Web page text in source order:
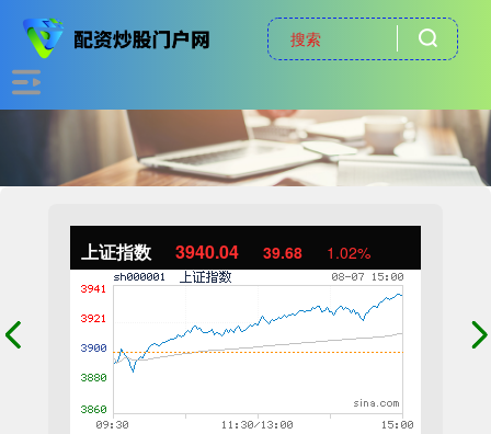
上证指数 3940.04 39.68 1.02%